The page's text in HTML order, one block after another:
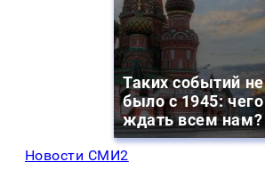
Таких событий не
было с 1945: чего
ждать всем нам?
Новости СМИ2